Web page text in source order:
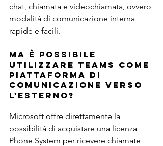
chat, chiamata e videochiamata, ovvero
modalità di comunicazione interna
rapide e facili.
Ma è possibile
utilizzare Teams come
piattaforma di
comunicazione verso
l'esterno?
Microsoft offre direttamente la
possibilità di acquistare una licenza
Phone System per ricevere chiamate